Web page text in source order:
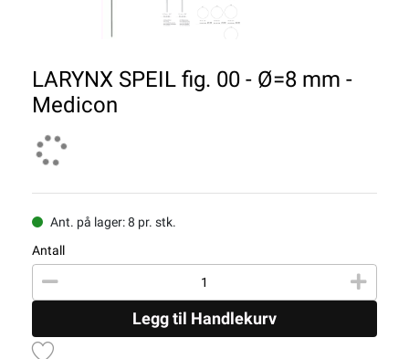
LARYNX SPEIL fig. 00 - Ø=8 mm -
Medicon
Ant. på lager: 8 pr. stk.
Antall
Legg til Handlekurv